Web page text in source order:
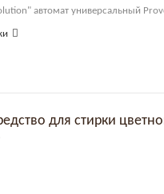
автомат универсальный
для стирки